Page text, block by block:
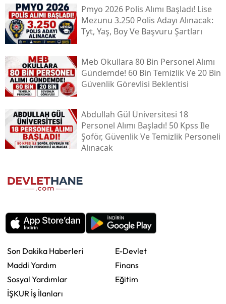
Pmyo 2026 Polis Alımı Başladı! Lise
Mezunu 3.250 Polis Adayı Alınacak:
Tyt, Yaş, Boy Ve Başvuru Şartları
Meb Okullara 80 Bin Personel Alımı
Gündemde! 60 Bin Temizlik Ve 20 Bin
Güvenlik Görevlisi Beklentisi
Abdullah Gül Üniversitesi 18
Personel Alımı Başladı! 50 Kpss Ile
Şoför, Güvenlik Ve Temizlik Personeli
Alınacak
Son Dakika Haberleri
Maddi Yardım
Sosyal Yardımlar
İŞKUR İş İlanları
E-Devlet
Finans
Eğitim